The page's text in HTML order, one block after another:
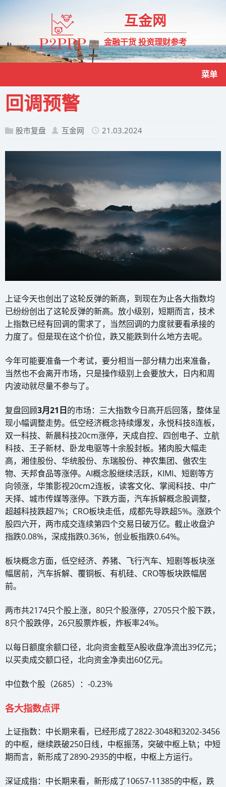
互金网
金融干货 投资理财参考
菜单
回调预警
股市复盘 互金网 21.03.2024
上证今天也创出了这轮反弹的新高，到现在为止各大指数均
已纷纷创出了这轮反弹的新高。放小级别，短期而言，技术
上指数已经有回调的需求了，当然回调的力度就要看承接的
力度了。但是现在这个价位，跌又能跌到什么地方去呢。
今年可能要准备一个考试，要分相当一部分精力出来准备，
当然也不会离开市场，只是操作级别上会要放大，日内和周
内波动就尽量不参与了。
复盘回顾3月21日的市场：三大指数今日高开后回落，整体呈
现小幅调整走势。低空经济概念持续爆发，永悦科技8连板，
双一科技、新晨科技20cm涨停，天成自控、四创电子、立航
科技、王子新材、卧龙电驱等十余股封板。猪肉股大幅走
高，湘佳股份、华统股份、东瑞股份、神农集团、傲农生
物、天邦食品等涨停。AI概念股继续活跃，KIMI、短剧等方
向领涨，华策影视20cm2连板，读客文化、掌阅科技、中广
天择、城市传媒等涨停。下跌方面，汽车拆解概念股调整，
超越科技跌超7%；CRO板块走低，成都先导跌超5%。涨跌个
股四六开，两市成交连续第四个交易日破万亿。截止收盘沪
指跌0.08%，深成指跌0.36%，创业板指跌0.64%。
板块概念方面，低空经济、养猪、飞行汽车、短剧等板块涨
幅居前，汽车拆解、覆铜板、有机硅、CRO等板块跌幅居
前。
两市共2174只个股上涨，80只个股涨停，2705只个股下跌，
8只个股跌停，26只股票炸板，炸板率24%。
以每日额度余额口径，北向资金截至A股收盘净流出39亿元；
以买卖成交额口径，北向资金净卖出60亿元。
中位数个股（2685）：-0.23%
各大指数点评
上证指数：中长期来看，已经形成了2822-3048和3202-3456
的中枢，继续跌破250日线，中枢振荡，突破中枢上轨；中短
期而言，新形成了2890-2935的中枢，中枢上方运行。
深证成指：中长期来看，新形成了10657-11385的中枢，跌